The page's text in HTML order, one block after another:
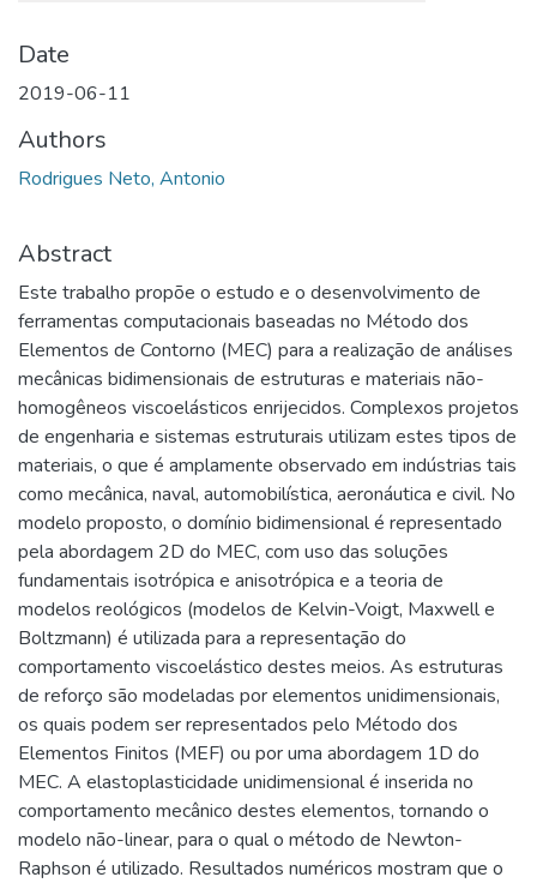
Date
2019-06-11
Authors
Rodrigues Neto, Antonio
Abstract
Este trabalho propõe o estudo e o desenvolvimento de
ferramentas computacionais baseadas no Método dos
Elementos de Contorno (MEC) para a realização de análises
mecânicas bidimensionais de estruturas e materiais não-
homogêneos viscoelásticos enrijecidos. Complexos projetos
de engenharia e sistemas estruturais utilizam estes tipos de
materiais, o que é amplamente observado em indústrias tais
como mecânica, naval, automobilística, aeronáutica e civil. No
modelo proposto, o domínio bidimensional é representado
pela abordagem 2D do MEC, com uso das soluções
fundamentais isotrópica e anisotrópica e a teoria de
modelos reológicos (modelos de Kelvin-Voigt, Maxwell e
Boltzmann) é utilizada para a representação do
comportamento viscoelástico destes meios. As estruturas
de reforço são modeladas por elementos unidimensionais,
os quais podem ser representados pelo Método dos
Elementos Finitos (MEF) ou por uma abordagem 1D do
MEC. A elastoplasticidade unidimensional é inserida no
comportamento mecânico destes elementos, tornando o
modelo não-linear, para o qual o método de Newton-
Raphson é utilizado. Resultados numéricos mostram que o